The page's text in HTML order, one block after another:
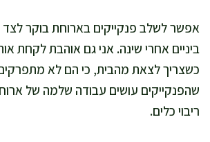
אפשר לשלב פנקייקים בארוחת בוקר לצד
ביניים אחרי שינה. אני גם אוהבת לקחת
כשצריך לצאת מהבית, כי הם לא
שהפנקייקים עושים עבודה שלמה של
ריבוי כלים.